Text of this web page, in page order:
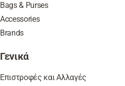
Bags & Purses
Accessories
Brands
Γενικά
Επιστροφές και Αλλαγές